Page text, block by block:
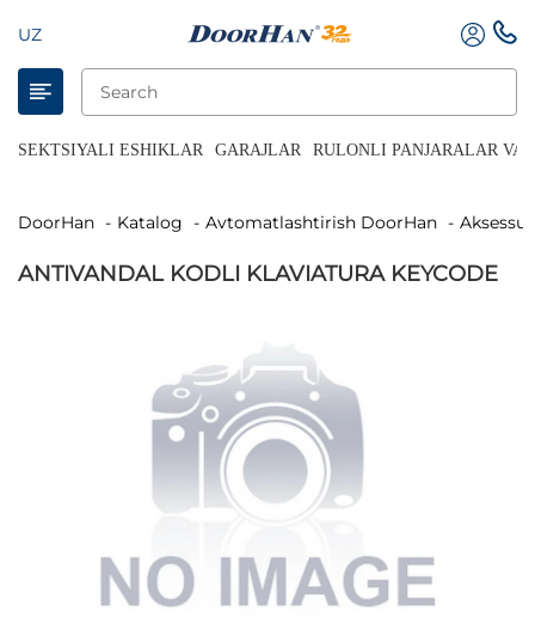
UZ
SEKTSIYALI ESHIKLAR GARAJLAR RULONLI PANJARALAR VA
DoorHan Katalog Avtomatlashtirish DoorHan
ANTIVANDAL KODLI KLAVIATURA KEYCODE